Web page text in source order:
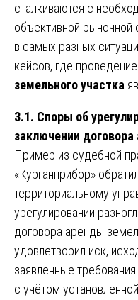
сталкиваются с
объективной
в самых разных
кейсов, где проведение
земельного участка
3.1. Споры об
заключении
Пример из судебной
«Курганприбор»
территориальному
урегулировании
договора аренды
удовлетворил иск,
заявленные
с учётом